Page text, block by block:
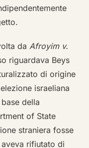
da Afroyim v.
riguardava Beys
di origine
israeliana
della
of State
straniera fosse
rifiutato di